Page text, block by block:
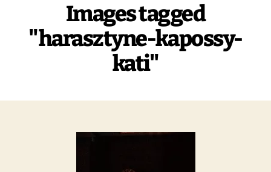
Images tagged
"harasztyne-kapossy-
kati"